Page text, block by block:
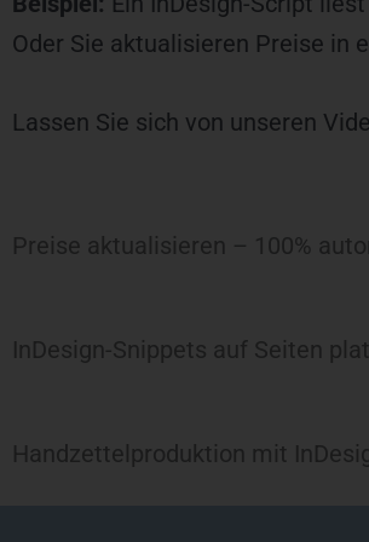
Oder Sie aktualisieren Preise in
Lassen Sie sich von unseren
Preise aktualisieren – 100%
InDesign-Snippets auf Seiten
Handzettelproduktion mit